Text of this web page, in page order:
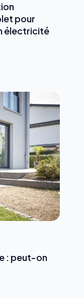
pour
électricité
: peut-on